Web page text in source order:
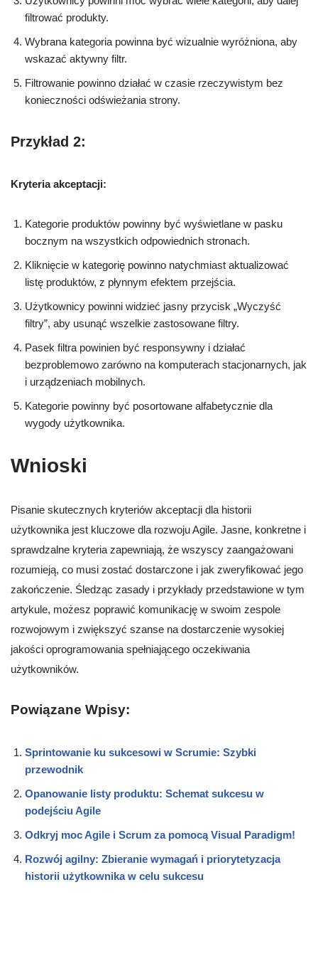
filtrować produkty.
Wybrana kategoria powinna być wizualnie wyróżniona, aby
wskazać aktywny filtr.
Filtrowanie powinno działać w czasie rzeczywistym bez
konieczności odświeżania strony.
Przykład 2:
Kryteria akceptacji:
Kategorie produktów powinny być wyświetlane w pasku
bocznym na wszystkich odpowiednich stronach.
Kliknięcie w kategorię powinno natychmiast aktualizować
listę produktów, z płynnym efektem przejścia.
Użytkownicy powinni widzieć jasny przycisk „Wyczyść
filtry”, aby usunąć wszelkie zastosowane filtry.
Pasek filtra powinien być responsywny i działać
bezproblemowo zarówno na komputerach stacjonarnych, jak
i urządzeniach mobilnych.
Kategorie powinny być posortowane alfabetycznie dla
wygody użytkownika.
Wnioski
Pisanie skutecznych kryteriów akceptacji dla historii
użytkownika jest kluczowe dla rozwoju Agile. Jasne, konkretne i
sprawdzalne kryteria zapewniają, że wszyscy zaangażowani
rozumieją, co musi zostać dostarczone i jak zweryfikować jego
zakończenie. Śledząc zasady i przykłady przedstawione w tym
artykule, możesz poprawić komunikację w swoim zespole
rozwojowym i zwiększyć szanse na dostarczenie wysokiej
jakości oprogramowania spełniającego oczekiwania
użytkowników.
Powiązane Wpisy:
Sprintowanie ku sukcesowi w Scrumie: Szybki
przewodnik
Opanowanie listy produktu: Schemat sukcesu w
podejściu Agile
Odkryj moc Agile i Scrum za pomocą Visual Paradigm!
Rozwój agilny: Zbieranie wymagań i priorytetyzacja
historii użytkownika w celu sukcesu